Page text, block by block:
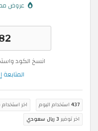
عروض
انسخ الكود
437 استخدام اليوم اخر
اخر توفير 3 ريال سعودي